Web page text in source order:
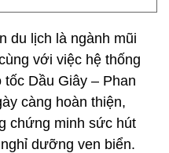
du lịch là ngành mũi
với việc hệ thống
Dầu Giây – Phan
càng hoàn thiện,
chứng minh sức hút
dưỡng ven biển.